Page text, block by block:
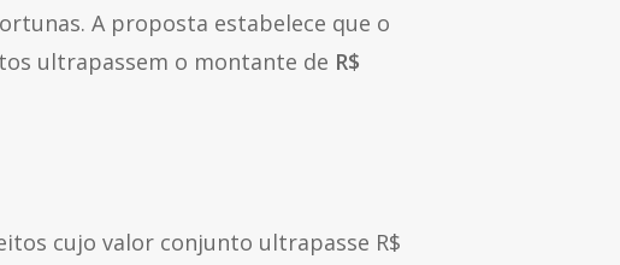
A proposta estabelece que o
ultrapassem o montante de R$
cujo valor conjunto ultrapasse R$